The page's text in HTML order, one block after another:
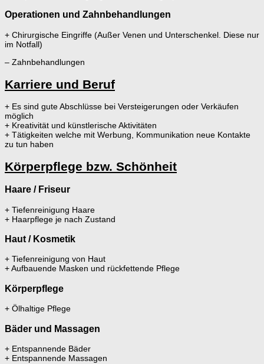
Operationen und Zahnbehandlungen
+ Chirurgische Eingriffe (Außer Venen und Unterschenkel. Diese nur
im Notfall)
– Zahnbehandlungen
Karriere und Beruf
+ Es sind gute Abschlüsse bei Versteigerungen oder Verkäufen
möglich
+ Kreativität und künstlerische Aktivitäten
+ Tätigkeiten welche mit Werbung, Kommunikation neue Kontakte
zu tun haben
Körperpflege bzw. Schönheit
Haare / Friseur
+ Tiefenreinigung Haare
+ Haarpflege je nach Zustand
Haut / Kosmetik
+ Tiefenreinigung von Haut
+ Aufbauende Masken und rückfettende Pflege
Körperpflege
+ Ölhaltige Pflege
Bäder und Massagen
+ Entspannende Bäder
+ Entspannende Massagen